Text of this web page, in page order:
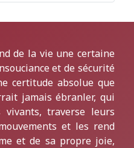
de la vie une certaine
et de sécurité
certitude absolue que
jamais ébranler, qui
traverse leurs
et les rend
et de sa propre joie,